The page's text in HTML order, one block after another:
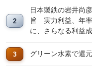
日本製鉄の岩井尚
旨 実力利益、年
に、さらなる利益
グリーン水素で還